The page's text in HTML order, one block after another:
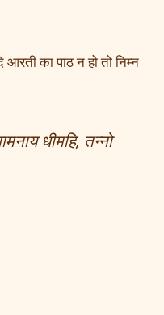
का पाठ न हो तो निम्न
धीमहि, तन्नो